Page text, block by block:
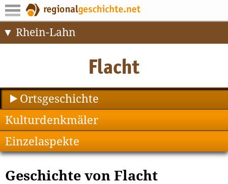
Rhein-Lahn
Ortsgeschichte
Kulturdenkmäler
Einzelaspekte
Geschichte von Flacht